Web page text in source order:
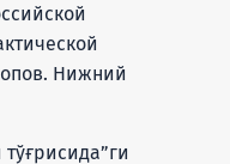
Нижний